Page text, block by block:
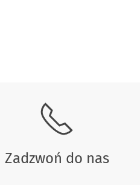
Zadzwoń do nas